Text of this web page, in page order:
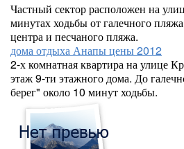
Частный сектор расположен на
минутах ходьбы от галечного
центра и песчаного пляжа.
дома отдыха Анапы цены 2012
2-х комнатная квартира на улице
этаж 9-ти этажного дома. До
берег" около 10 минут ходьбы.